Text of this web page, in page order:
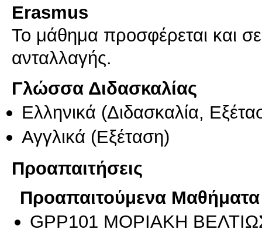
Erasmus
Το μάθημα προσφέρεται και
ανταλλαγής.
Γλώσσα Διδασκαλίας
Ελληνικά (Διδασκαλία,
Αγγλικά (Εξέταση)
Προαπαιτήσεις
Προαπαιτούμενα Μαθήματα
GPP101 ΜΟΡΙΑΚΗ